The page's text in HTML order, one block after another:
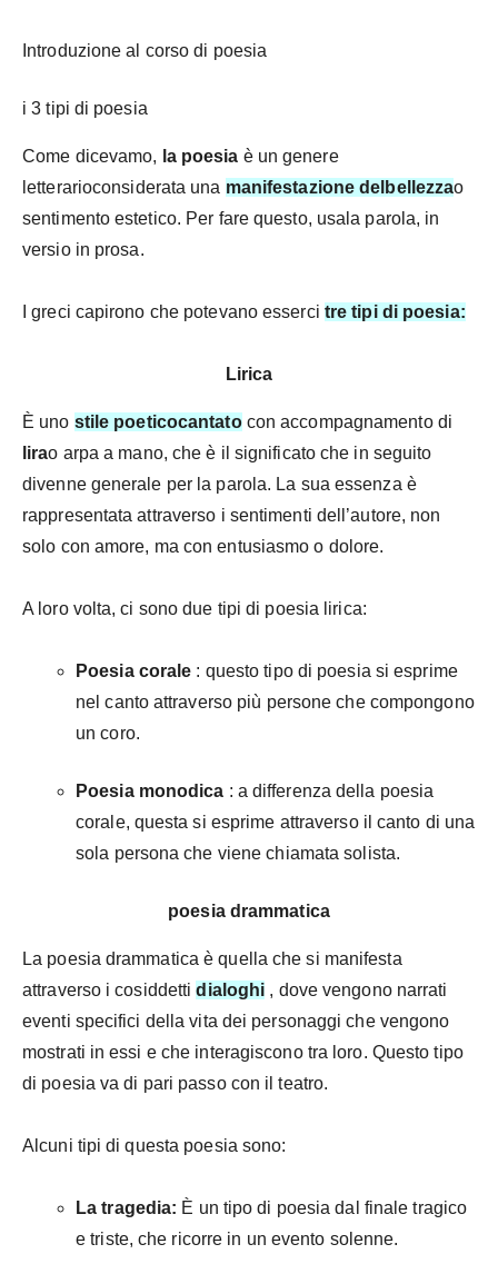
Introduzione al corso di poesia
i 3 tipi di poesia
Come dicevamo, la poesia è un genere
letterarioconsiderata una manifestazione del bellezzao
sentimento estetico. Per fare questo, usa la parola, in
versio in prosa.
I greci capirono che potevano esserci tre tipi di poesia:
Lirica
È uno stile poeticocantatocon accompagnamento di
lirao arpa a mano, che è il significato che in seguito
divenne generale per la parola. La sua essenza è
rappresentata attraverso i sentimenti dell’autore, non
solo con amore, ma con entusiasmo o dolore.
A loro volta, ci sono due tipi di poesia lirica:
Poesia corale : questo tipo di poesia si esprime
nel canto attraverso più persone che compongono
un coro.
Poesia monodica : a differenza della poesia
corale, questa si esprime attraverso il canto di una
sola persona che viene chiamata solista.
poesia drammatica
La poesia drammatica è quella che si manifesta
attraverso i cosiddettidialoghi , dove vengono narrati
eventi specifici della vita dei personaggi che vengono
mostrati in essi e che interagiscono tra loro. Questo tipo
di poesia va di pari passo con il teatro.
Alcuni tipi di questa poesia sono:
La tragedia: È un tipo di poesia dal finale tragico
e triste, che ricorre in un evento solenne.